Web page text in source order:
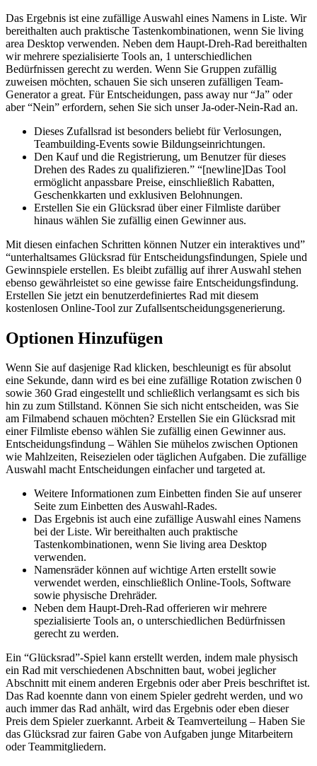
Das Ergebnis ist eine zufällige Auswahl eines Namens in Liste. Wir
bereithalten auch praktische Tastenkombinationen, wenn Sie living
area Desktop verwenden. Neben dem Haupt-Dreh-Rad bereithalten
wir mehrere spezialisierte Tools an, 1 unterschiedlichen
Bedürfnissen gerecht zu werden. Wenn Sie Gruppen zufällig
zuweisen möchten, schauen Sie sich unseren zufälligen Team-
Generator a great. Für Entscheidungen, pass away nur “Ja” oder
aber “Nein” erfordern, sehen Sie sich unser Ja-oder-Nein-Rad an.
Dieses Zufallsrad ist besonders beliebt für Verlosungen,
Teambuilding-Events sowie Bildungseinrichtungen.
Den Kauf und die Registrierung, um Benutzer für dieses
Drehen des Rades zu qualifizieren.” “[newline]Das Tool
ermöglicht anpassbare Preise, einschließlich Rabatten,
Geschenkkarten und exklusiven Belohnungen.
Erstellen Sie ein Glücksrad über einer Filmliste darüber
hinaus wählen Sie zufällig einen Gewinner aus.
Mit diesen einfachen Schritten können Nutzer ein interaktives und”
“unterhaltsames Glücksrad für Entscheidungsfindungen, Spiele und
Gewinnspiele erstellen. Es bleibt zufällig auf ihrer Auswahl stehen
ebenso gewährleistet so eine gewisse faire Entscheidungsfindung.
Erstellen Sie jetzt ein benutzerdefiniertes Rad mit diesem
kostenlosen Online-Tool zur Zufallsentscheidungsgenerierung.
Optionen Hinzufügen
Wenn Sie auf dasjenige Rad klicken, beschleunigt es für absolut
eine Sekunde, dann wird es bei eine zufällige Rotation zwischen 0
sowie 360 Grad eingestellt und schließlich verlangsamt es sich bis
hin zu zum Stillstand. Können Sie sich nicht entscheiden, was Sie
am Filmabend schauen möchten? Erstellen Sie ein Glücksrad mit
einer Filmliste ebenso wählen Sie zufällig einen Gewinner aus.
Entscheidungsfindung – Wählen Sie mühelos zwischen Optionen
wie Mahlzeiten, Reisezielen oder täglichen Aufgaben. Die zufällige
Auswahl macht Entscheidungen einfacher und targeted at.
Weitere Informationen zum Einbetten finden Sie auf unserer
Seite zum Einbetten des Auswahl-Rades.
Das Ergebnis ist auch eine zufällige Auswahl eines Namens
bei der Liste. Wir bereithalten auch praktische
Tastenkombinationen, wenn Sie living area Desktop
verwenden.
Namensräder können auf wichtige Arten erstellt sowie
verwendet werden, einschließlich Online-Tools, Software
sowie physische Drehräder.
Neben dem Haupt-Dreh-Rad offerieren wir mehrere
spezialisierte Tools an, o unterschiedlichen Bedürfnissen
gerecht zu werden.
Ein “Glücksrad”-Spiel kann erstellt werden, indem male physisch
ein Rad mit verschiedenen Abschnitten baut, wobei jeglicher
Abschnitt mit einem anderen Ergebnis oder aber Preis beschriftet ist.
Das Rad koennte dann von einem Spieler gedreht werden, und wo
auch immer das Rad anhält, wird das Ergebnis oder eben dieser
Preis dem Spieler zuerkannt. Arbeit & Teamverteilung – Haben Sie
das Glücksrad zur fairen Gabe von Aufgaben junge Mitarbeitern
oder Teammitgliedern.